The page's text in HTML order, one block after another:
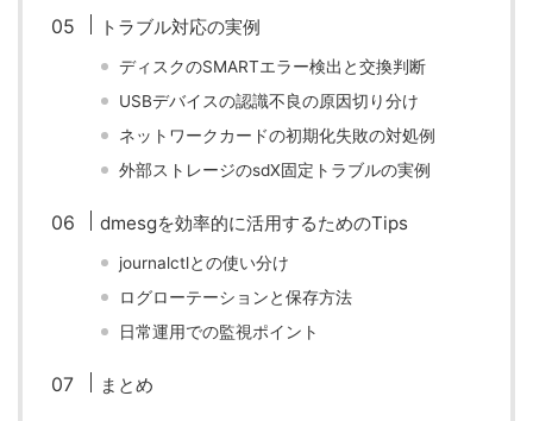
トラブル対応の実例
ディスクのSMARTエラー検出と交換判断
USBデバイスの認識不良の原因切り分け
ネットワークカードの初期化失敗の対処例
外部ストレージのsdX固定トラブルの実例
dmesgを効率的に活用するためのTips
journalctlとの使い分け
ログローテーションと保存方法
日常運用での監視ポイント
まとめ